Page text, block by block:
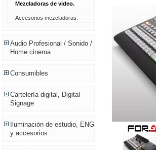
Mezcladoras de video.
Accesorios mezcladoras.
Audio Profesional / Sonido /
Home cinema
Consumibles
Cartelería digital, Digital
Signage
Iluminación de estudio, ENG
y accesorios.